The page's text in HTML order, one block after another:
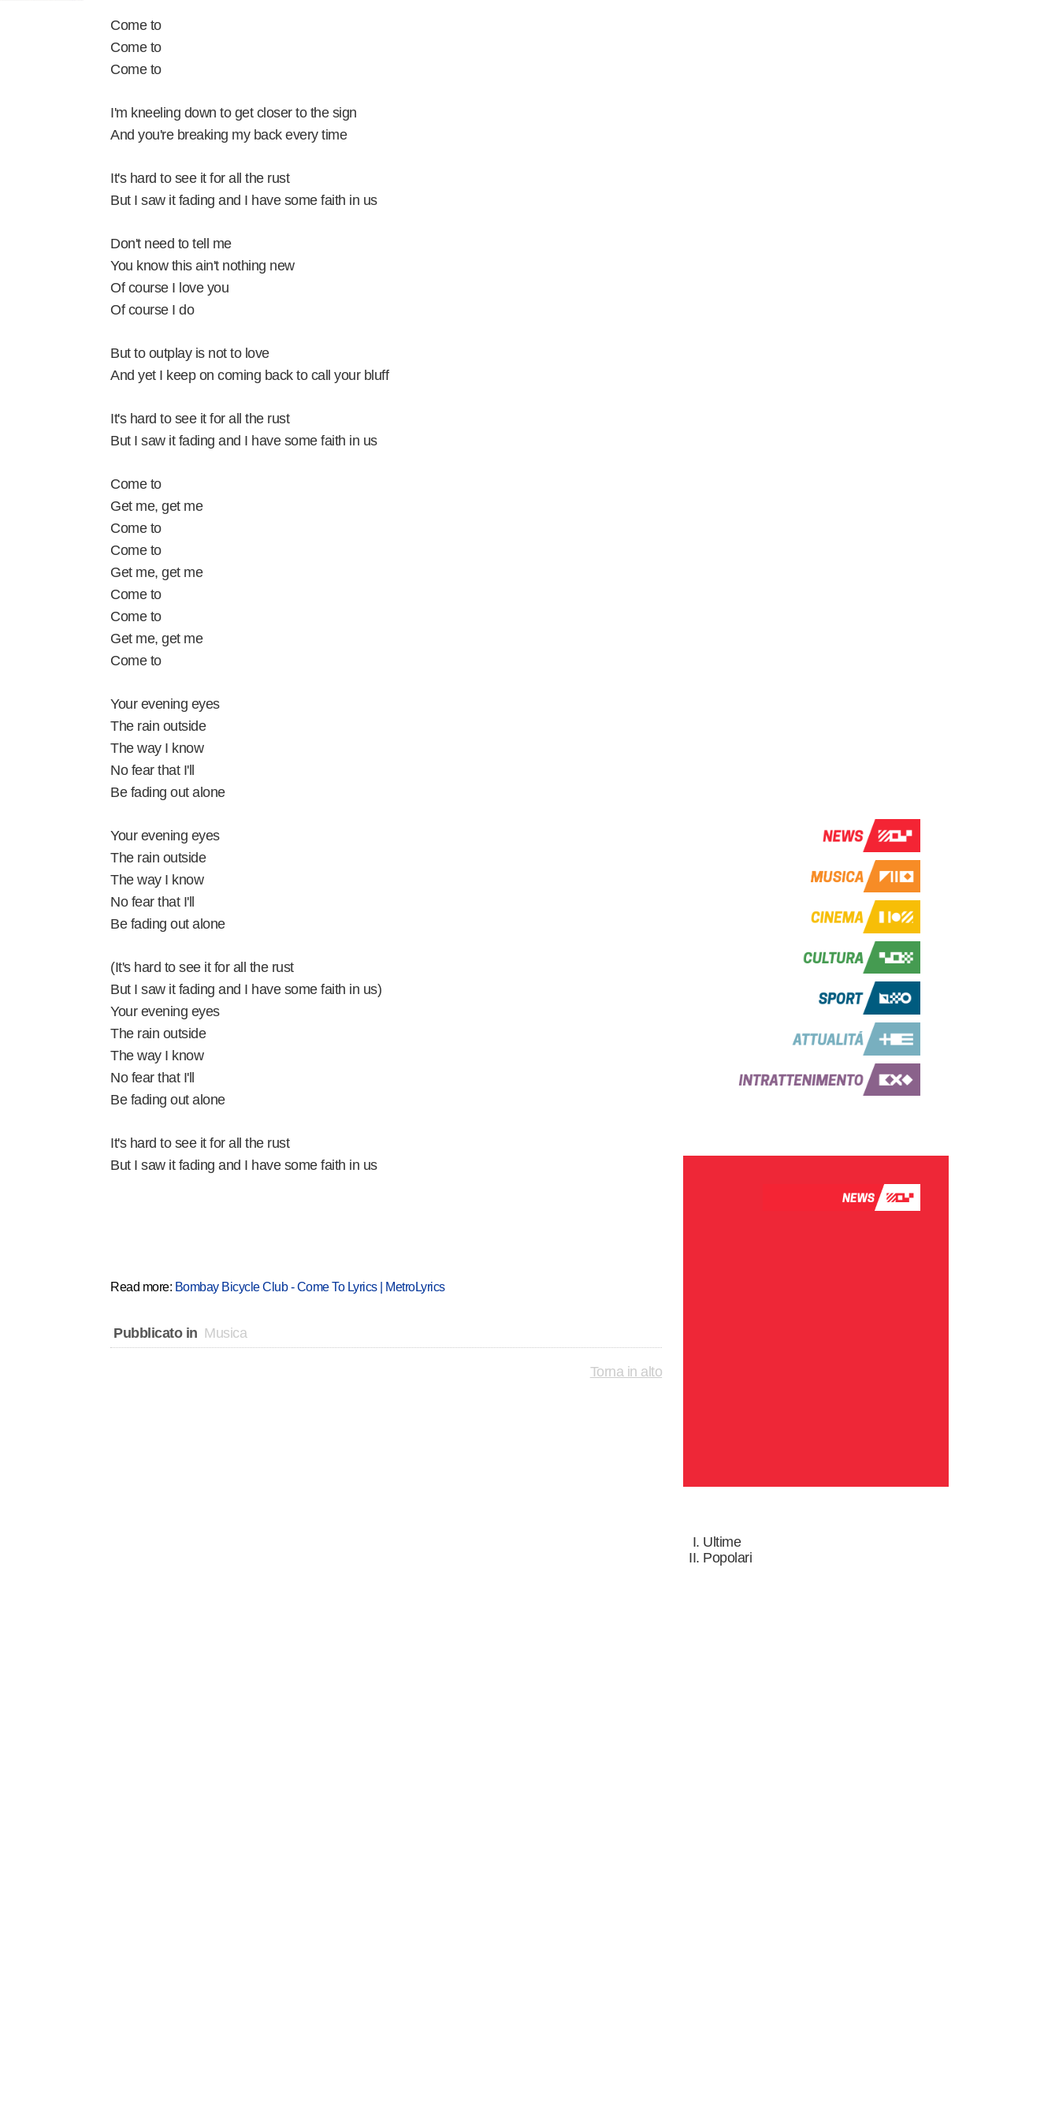
Come to
Come to
Come to
I'm kneeling down to get closer to the sign
And you're breaking my back every time
It's hard to see it for all the rust
But I saw it fading and I have some faith in us
Don't need to tell me
You know this ain't nothing new
Of course I love you
Of course I do
But to outplay is not to love
And yet I keep on coming back to call your bluff
It's hard to see it for all the rust
But I saw it fading and I have some faith in us
Come to
Get me, get me
Come to
Come to
Get me, get me
Come to
Come to
Get me, get me
Come to
Your evening eyes
The rain outside
The way I know
No fear that I'll
Be fading out alone
Your evening eyes
The rain outside
The way I know
No fear that I'll
Be fading out alone
(It's hard to see it for all the rust
But I saw it fading and I have some faith in us)
Your evening eyes
The rain outside
The way I know
No fear that I'll
Be fading out alone
It's hard to see it for all the rust
But I saw it fading and I have some faith in us
Read more: Bombay Bicycle Club - Come To Lyrics | MetroLyrics
Pubblicato in Musica
Torna in alto
Ultime
Popolari